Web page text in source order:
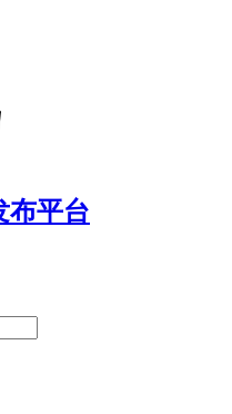
布平台